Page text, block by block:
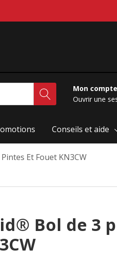
Mon compte
Ouvrir une
Conseils et aide
Et Fouet KN3CW
Bol de 3